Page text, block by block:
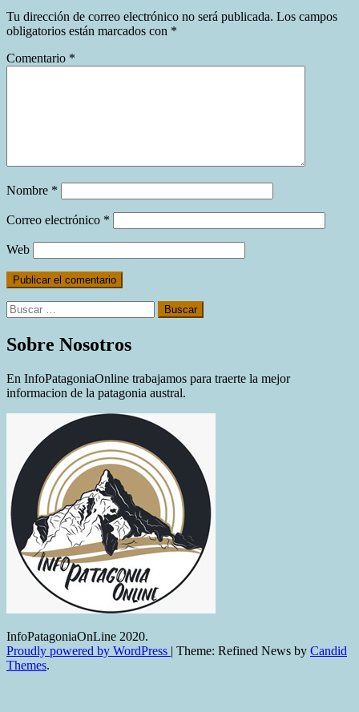
Tu dirección de correo electrónico no será publicada. Los campos
obligatorios están marcados con *
Comentario *
Nombre *
Correo electrónico *
Web
Buscar:
Sobre Nosotros
En InfoPatagoniaOnline trabajamos para traerte la mejor
informacion de la patagonia austral.
InfoPatagoniaOnLine 2020.
Proudly powered by WordPress | Theme: Refined News by Candid
Themes.